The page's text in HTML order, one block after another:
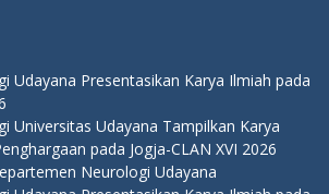
Udayana Presentasikan Karya Ilmiah pada
Universitas Udayana Tampilkan Karya
pada Jogja-CLAN XVI 2026
Neurologi Udayana